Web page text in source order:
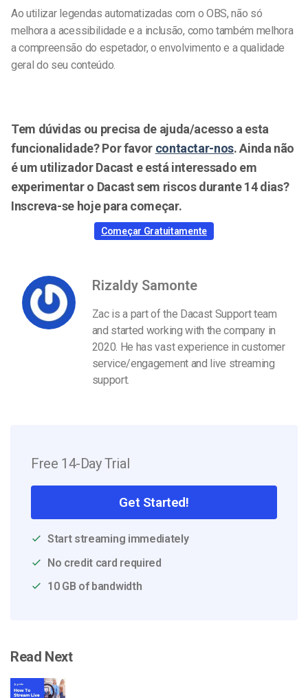
Ao utilizar legendas automatizadas com o OBS, não só
melhora a acessibilidade e a inclusão, como também melhora
a compreensão do espetador, o envolvimento e a qualidade
geral do seu conteúdo.
Tem dúvidas ou precisa de ajuda/acesso a esta
funcionalidade? Por favor contactar-nos. Ainda não
é um utilizador Dacast e está interessado em
experimentar o Dacast sem riscos durante 14 dias?
Inscreva-se hoje para começar.
Começar Gratuitamente
Rizaldy Samonte
Zac is a part of the Dacast Support team
and started working with the company in
2020. He has vast experience in customer
service/engagement and live streaming
support.
Free 14-Day Trial
Get Started!
Start streaming immediately
No credit card required
10 GB of bandwidth
Read Next